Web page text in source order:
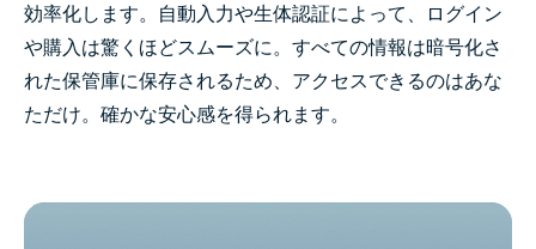
効率化します。自動入力や生体認証によって、ログイン
や購入は驚くほどスムーズに。すべての情報は暗号化さ
れた保管庫に保存されるため、アクセスできるのはあな
ただけ。確かな安心感を得られます。